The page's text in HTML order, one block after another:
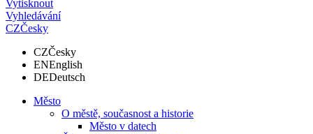
Vytisknout
Vyhledávání
CZČesky
CZČesky
ENEnglish
DEDeutsch
Město
O městě, současnost a historie
Město v datech